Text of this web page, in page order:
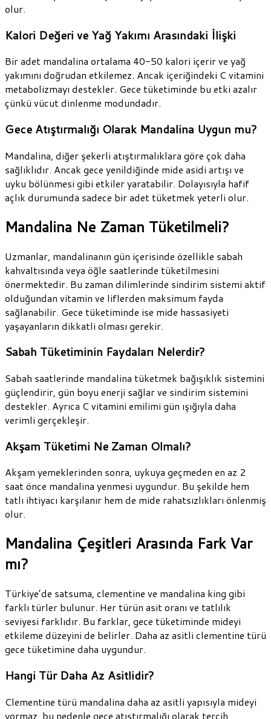
olur.
Kalori Değeri ve Yağ Yakımı Arasındaki İlişki
Bir adet mandalina ortalama 40-50 kalori içerir ve yağ
yakımını doğrudan etkilemez. Ancak içeriğindeki C vitamini
metabolizmayı destekler. Gece tüketiminde bu etki azalır
çünkü vücut dinlenme modundadır.
Gece Atıştırmalığı Olarak Mandalina Uygun mu?
Mandalina, diğer şekerli atıştırmalıklara göre çok daha
sağlıklıdır. Ancak gece yenildiğinde mide asidi artışı ve
uyku bölünmesi gibi etkiler yaratabilir. Dolayısıyla hafif
açlık durumunda sadece bir adet tüketmek yeterli olur.
Mandalina Ne Zaman Tüketilmeli?
Uzmanlar, mandalinanın gün içerisinde özellikle sabah
kahvaltısında veya öğle saatlerinde tüketilmesini
önermektedir. Bu zaman dilimlerinde sindirim sistemi aktif
olduğundan vitamin ve liflerden maksimum fayda
sağlanabilir. Gece tüketiminde ise mide hassasiyeti
yaşayanların dikkatli olması gerekir.
Sabah Tüketiminin Faydaları Nelerdir?
Sabah saatlerinde mandalina tüketmek bağışıklık sistemini
güçlendirir, gün boyu enerji sağlar ve sindirim sistemini
destekler. Ayrıca C vitamini emilimi gün ışığıyla daha
verimli gerçekleşir.
Akşam Tüketimi Ne Zaman Olmalı?
Akşam yemeklerinden sonra, uykuya geçmeden en az 2
saat önce mandalina yenmesi uygundur. Bu şekilde hem
tatlı ihtiyacı karşılanır hem de mide rahatsızlıkları önlenmiş
olur.
Mandalina Çeşitleri Arasında Fark Var
mı?
Türkiye’de satsuma, clementine ve mandalina king gibi
farklı türler bulunur. Her türün asit oranı ve tatlılık
seviyesi farklıdır. Bu farklar, gece tüketiminde mideyi
etkileme düzeyini de belirler. Daha az asitli clementine türü
gece tüketimine daha uygundur.
Hangi Tür Daha Az Asitlidir?
Clementine türü mandalina daha az asitli yapısıyla mideyi
yormaz, bu nedenle gece atıştırmalığı olarak tercih